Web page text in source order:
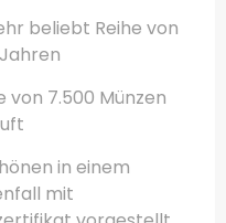
beliebt Reihe von
von 7.500 Münzen
in einem
mit